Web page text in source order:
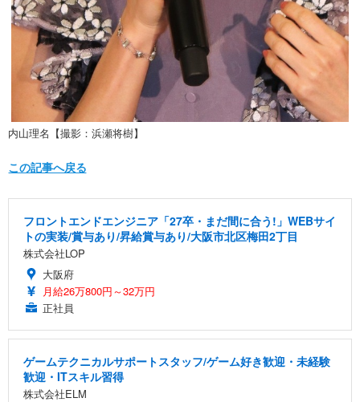
内山理名【撮影：浜瀬将樹】
この記事へ戻る
フロントエンドエンジニア「27卒・まだ間に合う!」WEBサイ
トの実装/賞与あり/昇給賞与あり/大阪市北区梅田2丁目
株式会社LOP
大阪府
月給26万800円～32万円
正社員
ゲームテクニカルサポートスタッフ/ゲーム好き歓迎・未経験
歓迎・ITスキル習得
株式会社ELM